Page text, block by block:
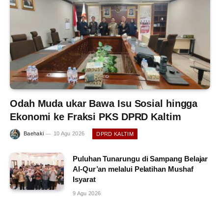
Odah Muda ukar Bawa Isu Sosial hingga
Ekonomi ke Fraksi PKS DPRD Kaltim
Baehaki 10 Agu 2026 DPRD KALTIM
Puluhan Tunarungu di Sampang Belajar
Al-Qur’an melalui Pelatihan Mushaf
Isyarat
9 Agu 2026